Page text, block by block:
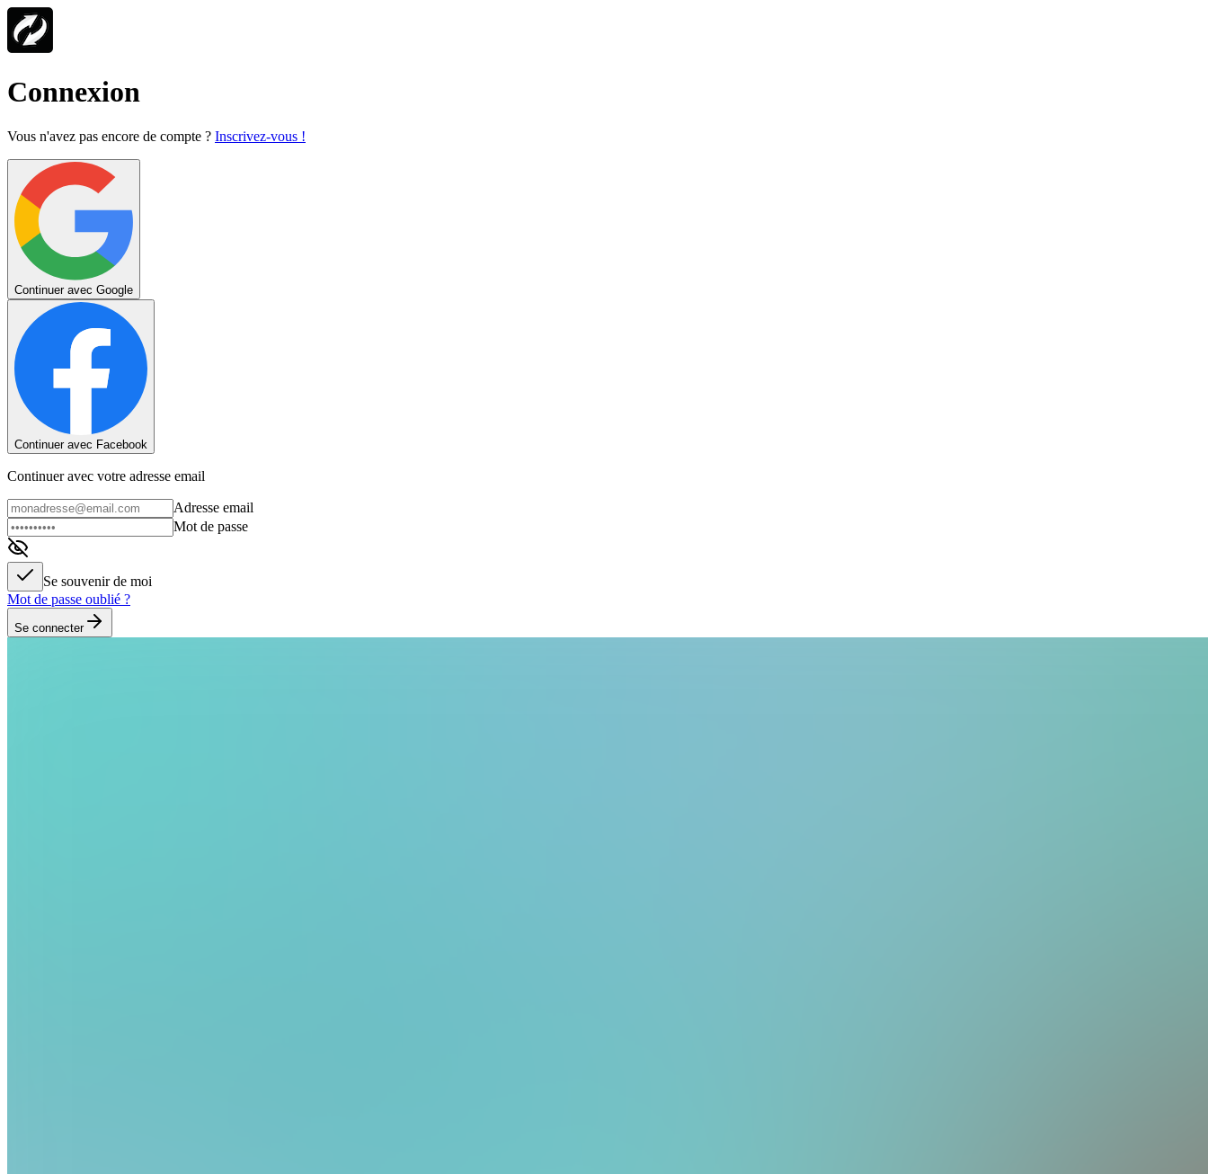
Connexion
Vous n'avez pas encore de compte ? Inscrivez-vous !
Continuer avec Google
Continuer avec Facebook
Continuer avec votre adresse email
Adresse email
Mot de passe
Se souvenir de moi
Mot de passe oublié ?
Se connecter